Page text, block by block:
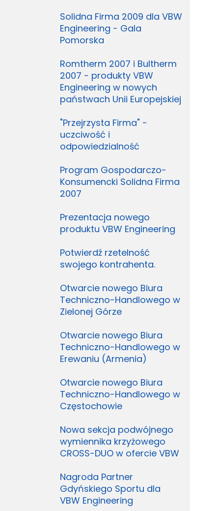
Solidna Firma 2009 dla VBW
Engineering - Gala
Pomorska
Romtherm 2007 i Bultherm
2007 - produkty VBW
Engineering w nowych
państwach Unii Europejskiej
"Przejrzysta Firma" -
uczciwość i
odpowiedzialność
Program Gospodarczo-
Konsumencki Solidna Firma
2007
Prezentacja nowego
produktu VBW Engineering
Potwierdź rzetelność
swojego kontrahenta.
Otwarcie nowego Biura
Techniczno-Handlowego w
Zielonej Górze
Otwarcie nowego Biura
Techniczno-Handlowego w
Erewaniu (Armenia)
Otwarcie nowego Biura
Techniczno-Handlowego w
Częstochowie
Nowa sekcja podwójnego
wymiennika krzyżowego
CROSS-DUO w ofercie VBW
Nagroda Partner
Gdyńskiego Sportu dla
VBW Engineering